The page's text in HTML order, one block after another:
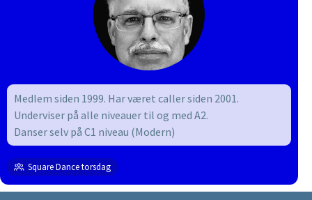
Medlem siden 1999. Har været caller siden 2001.
Underviser på alle niveauer til og med A2.
Danser selv på C1 niveau (Modern)
Square Dance torsdag